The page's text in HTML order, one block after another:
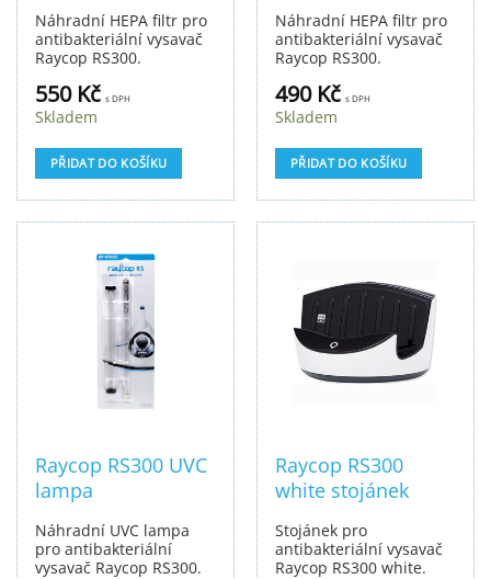
Náhradní HEPA filtr pro
antibakteriální vysavač
Raycop RS300.
550 Kč s DPH
Skladem
PŘIDAT DO KOŠÍKU
Náhradní HEPA filtr pro
antibakteriální vysavač
Raycop RS300.
490 Kč s DPH
Skladem
PŘIDAT DO KOŠÍKU
Raycop RS300 UVC
lampa
Náhradní UVC lampa
pro antibakteriální
vysavač Raycop RS300.
Raycop RS300
white stojánek
Stojánek pro
antibakteriální vysavač
Raycop RS300 white.